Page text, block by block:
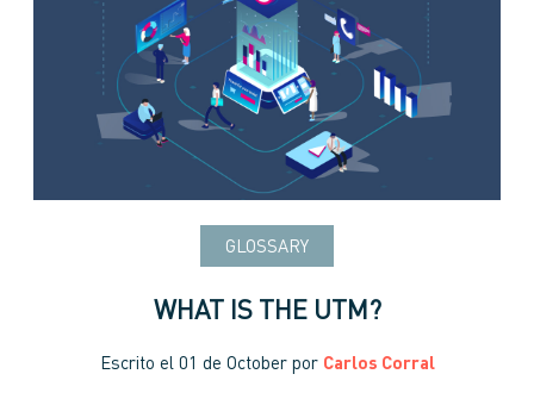
GLOSSARY
WHAT IS THE UTM?
Escrito el 01 de Octoberpor Carlos Corral